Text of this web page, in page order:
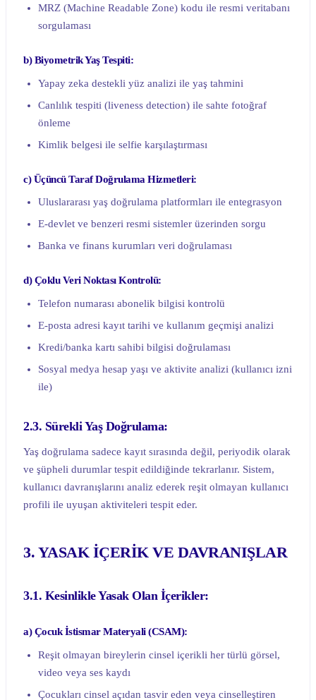
MRZ (Machine Readable Zone) kodu ile resmi veritabanı
sorgulaması
b) Biyometrik Yaş Tespiti:
Yapay zeka destekli yüz analizi ile yaş tahmini
Canlılık tespiti (liveness detection) ile sahte fotoğraf
önleme
Kimlik belgesi ile selfie karşılaştırması
c) Üçüncü Taraf Doğrulama Hizmetleri:
Uluslararası yaş doğrulama platformları ile entegrasyon
E-devlet ve benzeri resmi sistemler üzerinden sorgu
Banka ve finans kurumları veri doğrulaması
d) Çoklu Veri Noktası Kontrolü:
Telefon numarası abonelik bilgisi kontrolü
E-posta adresi kayıt tarihi ve kullanım geçmişi analizi
Kredi/banka kartı sahibi bilgisi doğrulaması
Sosyal medya hesap yaşı ve aktivite analizi (kullanıcı izni
ile)
2.3. Sürekli Yaş Doğrulama:
Yaş doğrulama sadece kayıt sırasında değil, periyodik olarak
ve şüpheli durumlar tespit edildiğinde tekrarlanır. Sistem,
kullanıcı davranışlarını analiz ederek reşit olmayan kullanıcı
profili ile uyuşan aktiviteleri tespit eder.
3. YASAK İÇERİK VE DAVRANIŞLAR
3.1. Kesinlikle Yasak Olan İçerikler:
a) Çocuk İstismar Materyali (CSAM):
Reşit olmayan bireylerin cinsel içerikli her türlü görsel,
video veya ses kaydı
Çocukları cinsel açıdan tasvir eden veya cinselleştiren